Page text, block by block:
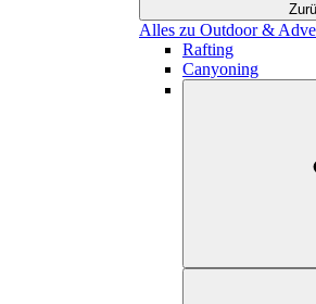
Alles zu Outdoor &
Rafting
Canyoning